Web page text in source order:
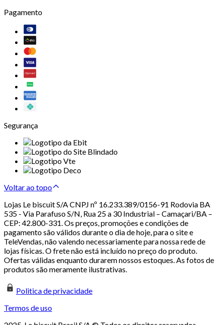
Pagamento
Segurança
Voltar ao topo
Lojas Le biscuit S/A CNPJ nº 16.233.389/0156-91 Rodovia BA
535 - Via Parafuso S/N, Rua 25 a 30 Industrial – Camaçari/BA –
CEP: 42.800-331. Os preços, promoções e condições de
pagamento são válidos durante o dia de hoje, para o site e
TeleVendas, não valendo necessariamente para nossa rede de
lojas físicas. O frete não está incluído no preço do produto.
Ofertas válidas enquanto durarem nossos estoques. As fotos de
produtos são meramente ilustrativas.
Politica de privacidade
Termos de uso